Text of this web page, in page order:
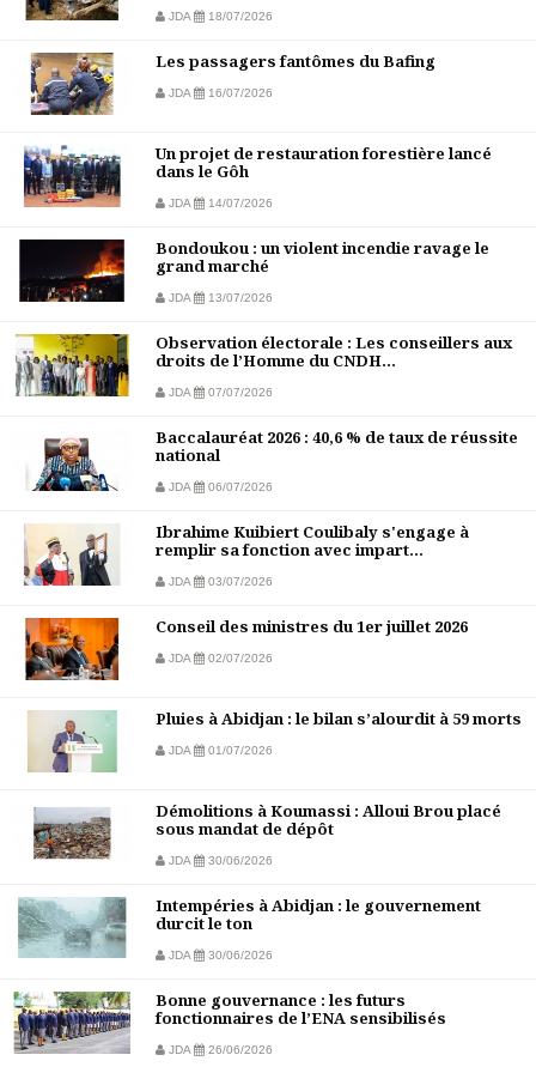
JDA 18/07/2026
Les passagers fantômes du Bafing
JDA 16/07/2026
Un projet de restauration forestière lancé
dans le Gôh
JDA 14/07/2026
Bondoukou : un violent incendie ravage le
grand marché
JDA 13/07/2026
Observation électorale : Les conseillers aux
droits de l’Homme du CNDH...
JDA 07/07/2026
Baccalauréat 2026 : 40,6 % de taux de réussite
national
JDA 06/07/2026
Ibrahime Kuibiert Coulibaly s'engage à
remplir sa fonction avec impart...
JDA 03/07/2026
Conseil des ministres du 1er juillet 2026
JDA 02/07/2026
Pluies à Abidjan : le bilan s’alourdit à 59 morts
JDA 01/07/2026
Démolitions à Koumassi : Alloui Brou placé
sous mandat de dépôt
JDA 30/06/2026
Intempéries à Abidjan : le gouvernement
durcit le ton
JDA 30/06/2026
Bonne gouvernance : les futurs
fonctionnaires de l’ENA sensibilisés
JDA 26/06/2026